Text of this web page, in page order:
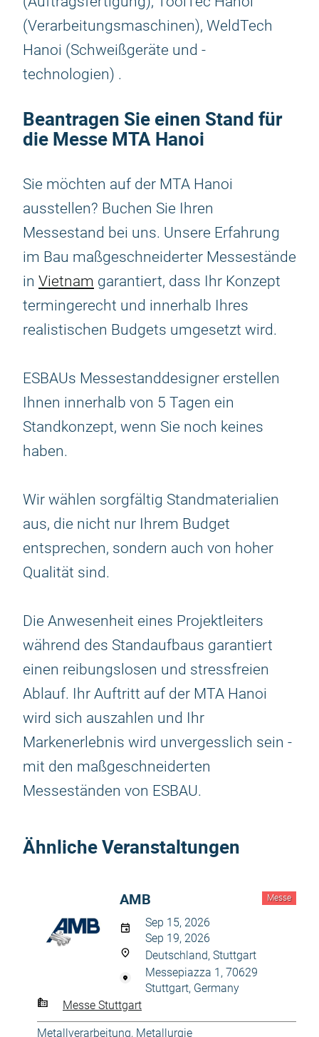
(Verarbeitungsmaschinen), WeldTech
Hanoi (Schweißgeräte und -
technologien) .
Beantragen Sie einen Stand für
die Messe MTA Hanoi
Sie möchten auf der MTA Hanoi
ausstellen? Buchen Sie Ihren
Messestand bei uns. Unsere Erfahrung
im Bau maßgeschneiderter Messestände
in Vietnam garantiert, dass Ihr Konzept
termingerecht und innerhalb Ihres
realistischen Budgets umgesetzt wird.
ESBAUs Messestanddesigner erstellen
Ihnen innerhalb von 5 Tagen ein
Standkonzept, wenn Sie noch keines
haben.
Wir wählen sorgfältig Standmaterialien
aus, die nicht nur Ihrem Budget
entsprechen, sondern auch von hoher
Qualität sind.
Die Anwesenheit eines Projektleiters
während des Standaufbaus garantiert
einen reibungslosen und stressfreien
Ablauf. Ihr Auftritt auf der MTA Hanoi
wird sich auszahlen und Ihr
Markenerlebnis wird unvergesslich sein -
mit den maßgeschneiderten
Messeständen von ESBAU.
Ähnliche Veranstaltungen
Messe
AMB
Sep 15, 2026
Sep 19, 2026
Deutschland, Stuttgart
Messepiazza 1, 70629
Stuttgart, Germany
Messe Stuttgart
Metallverarbeitung, Metallurgie